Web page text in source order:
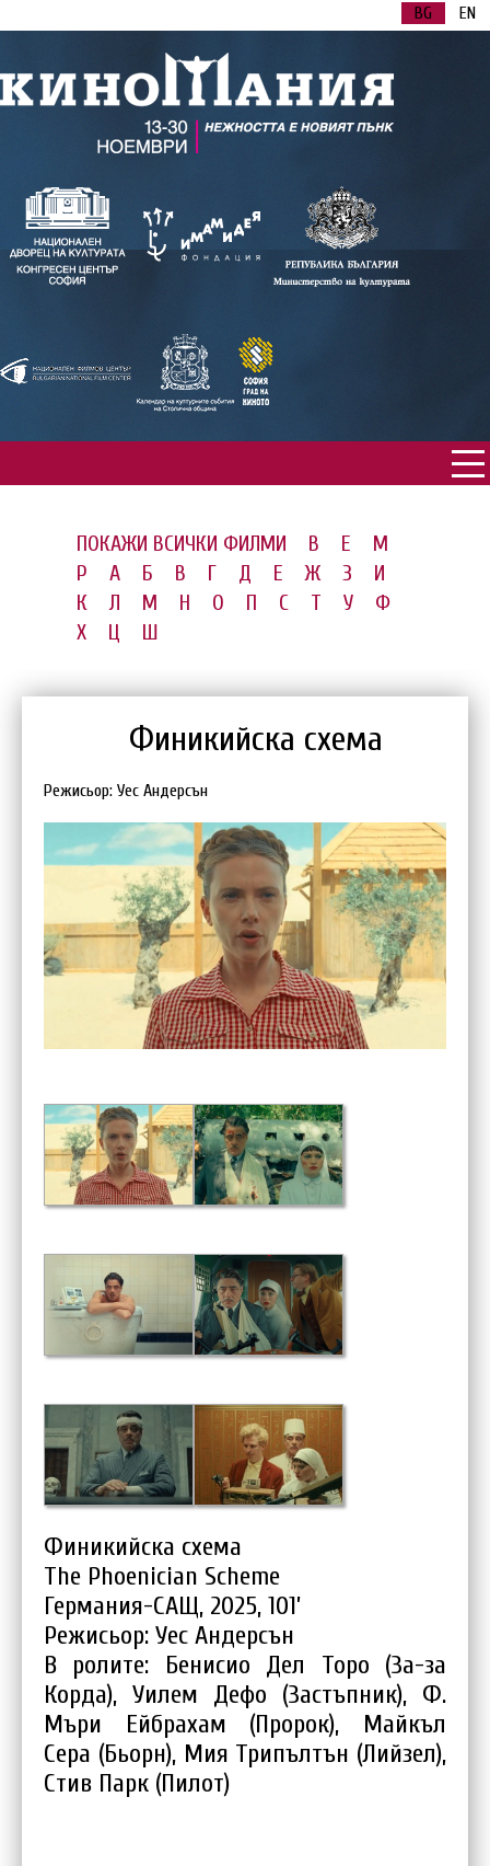
BG EN
ПОКАЖИ ВСИЧКИ ФИЛМИ B E
M
P
А Б В Г Д Е Ж З
И
К
Л М Н О П С Т У
Ф
Х
Ц Ш
Финикийска схема
Режисьор: Уес Андерсън
Финикийска схема
The Phoenician Scheme
Германия-САЩ, 2025, 101’
Режисьор: Уес Андерсън
В ролите: Бенисио Дел Торо (За-за
Корда), Уилем Дефо (Застъпник), Ф.
Мъри Ейбрахам (Пророк), Майкъл
Сера (Бьорн), Мия Трипълтън (Лийзел),
Стив Парк (Пилот)